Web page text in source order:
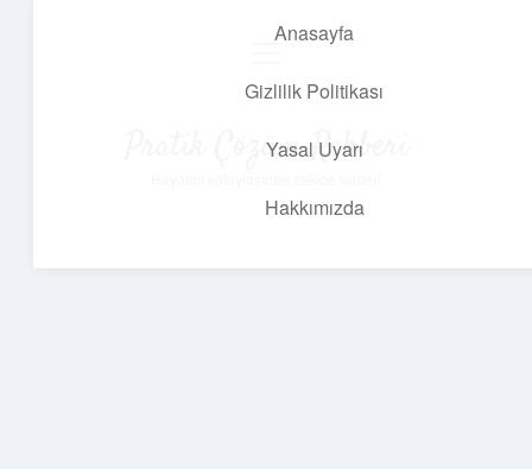
Anasayfa
Gizlilik Politikası
Yasal Uyarı
Hakkımızda
Pratik Çözüm Rehberi